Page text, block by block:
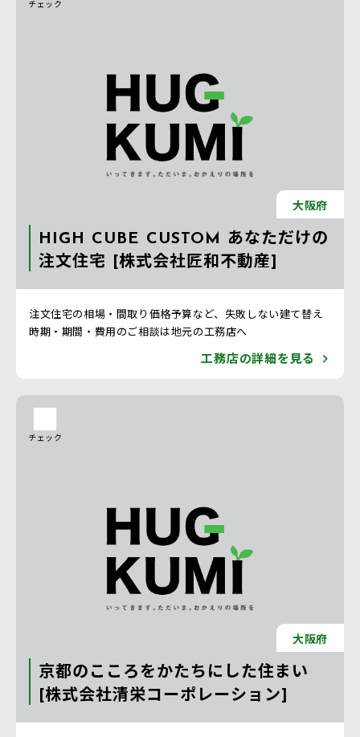
チェック
大阪府
HIGH CUBE CUSTOM あなただけの
注文住宅 [株式会社匠和不動産]
注文住宅の相場・間取り価格予算など、失敗しない建て替え
時期・期間・費用のご相談は地元の工務店へ
工務店の詳細を見る
チェック
大阪府
京都のこころをかたちにした住まい
[株式会社清栄コーポレーション]